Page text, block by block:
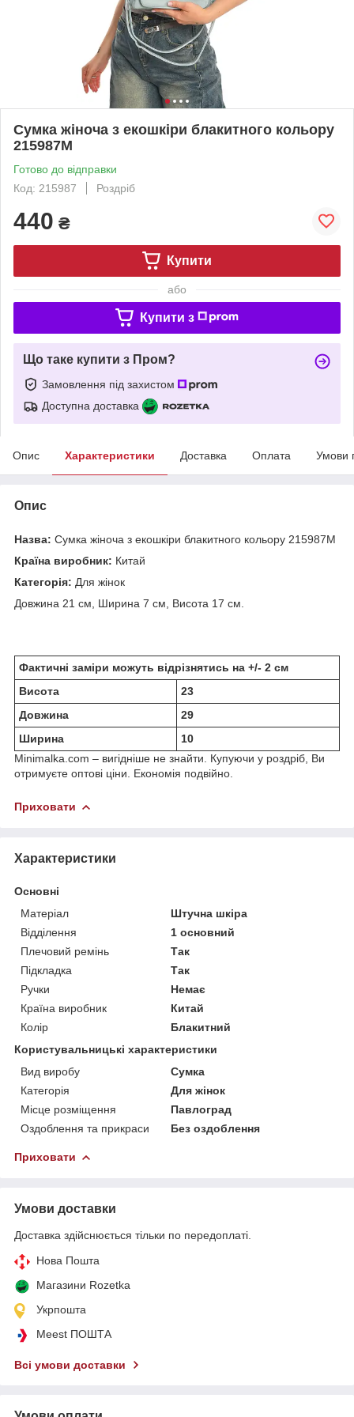
Сумка жіноча з екошкіри блакитного кольору
215987M
Готово до відправки
Код: 215987
Роздріб
440 ₴
Купити
або
Купити з
Що таке купити з Пром?
Замовлення під захистом
Доступна доставка
Опис Характеристики Доставка Оплата Умови
Опис
Назва: Сумка жіноча з екошкіри блакитного кольору 215987M
Країна виробник: Китай
Категорія: Для жінок
Довжина 21 см, Ширина 7 см, Висота 17 см.
Фактичні заміри можуть відрізнятись на +/- 2 см
Висота
23
Довжина
29
Ширина
10
Minimalka.com – вигідніше не знайти. Купуючи у роздріб, Ви
отримуєте оптові ціни. Економія подвійно.
Приховати
Характеристики
Основні
Матеріал
Штучна шкіра
Відділення
1 основний
Плечовий ремінь
Так
Підкладка
Так
Ручки
Немає
Країна виробник
Китай
Колір
Блакитний
Користувальницькі характеристики
Вид виробу
Сумка
Категорія
Для жінок
Місце розміщення
Павлоград
Оздоблення та прикраси
Без оздоблення
Приховати
Умови доставки
Доставка здійснюється тільки по передоплаті.
Нова Пошта
Магазини Rozetka
Укрпошта
Meest ПОШТА
Всі умови доставки